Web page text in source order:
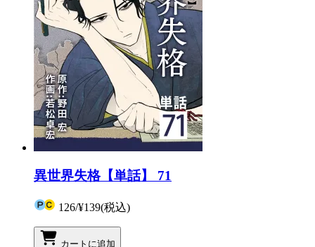
異世界失格【単話】 71
126/¥139(税込)
カートに追加